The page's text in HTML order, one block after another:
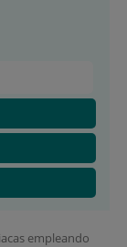
empleando